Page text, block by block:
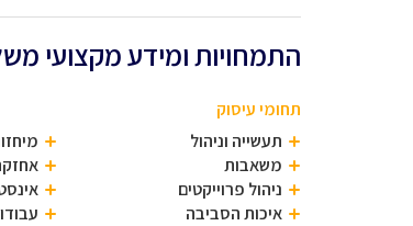
התמחויות ומידע מקצועי
תחומי עיסוק
תעשייה וניהול
משאבות
ניהול פרוייקטים
איכות הסביבה